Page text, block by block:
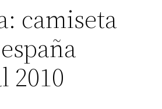
camiseta
2010